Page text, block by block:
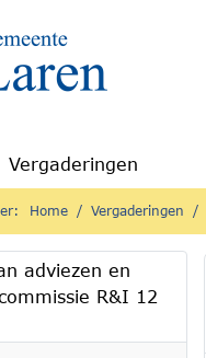
pagina
Vergaderingen
Home Vergaderingen
adviezen en
R&I 12